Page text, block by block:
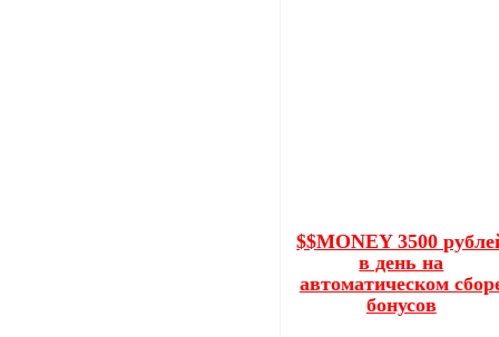
$$MONEY 3500
в день на
автоматическом
бонусов